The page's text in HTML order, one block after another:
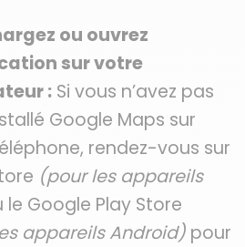
ou ouvrez
sur votre
: Si vous n’avez pas
Google Maps sur
rendez-vous sur
(pour les appareils
le Google Play Store
appareils Android) pour